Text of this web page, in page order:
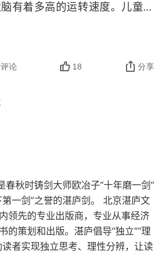
识
我
来的我
无我”状态
有着多高的运转速度。儿童时
时期。 跟很多人想得不一样。
人的行为，有很好的同理心。
无言，并不是在搞恶作剧。他
思维和实验方法，验证他们的
界。这个阶段的创造力，是一
孩童时期开发出好的心智，长
工作。孩子与成人是人类发展
重做得更好，孩子想要学到更
意力不集中，恰恰是孩子的正
论 18 分享
春秋时铸剑大师欧冶子“十年磨一剑”
一剑”之誉的湛庐剑。 北京湛庐文
领先的专业出版商，专业从事经济
的策划和出版。湛庐倡导“独立”“理
者实现独立思考、理性分辨，让读